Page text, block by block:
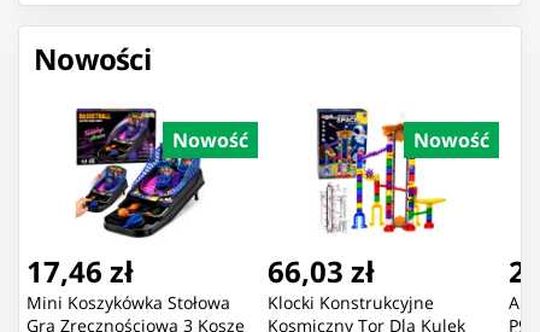
Nowości
Nowość
17,46 zł
Mini Koszykówka Stołowa
Gra Zręcznościowa 3 Kosze
Nowość
66,03 zł
Klocki Konstrukcyjne
Kosmiczny Tor Dla Kulek